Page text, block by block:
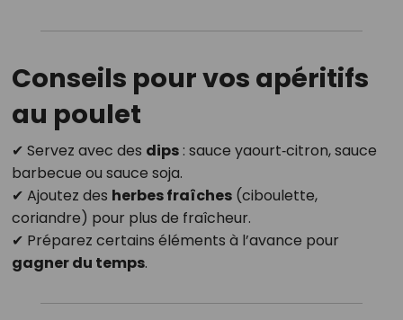
Conseils pour vos apéritifs
au poulet
✔ Servez avec des dips: sauce yaourt‑citron, sauce
barbecue ou sauce soja.
✔ Ajoutez des herbes fraîches(ciboulette,
coriandre) pour plus de fraîcheur.
✔ Préparez certains éléments à l’avance pour
gagner du temps.